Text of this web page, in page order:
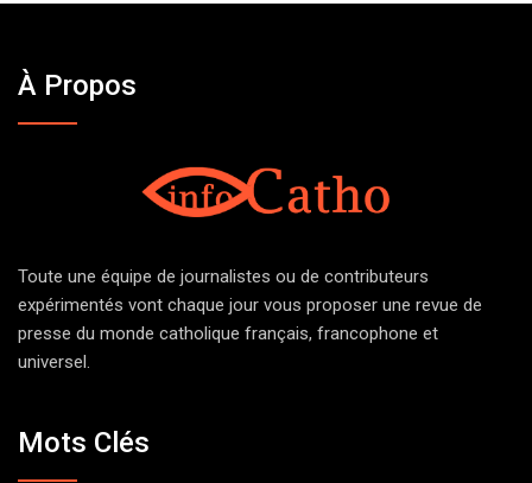
À Propos
Toute une équipe de journalistes ou de contributeurs
expérimentés vont chaque jour vous proposer une revue de
presse du monde catholique français, francophone et
universel.
Mots Clés